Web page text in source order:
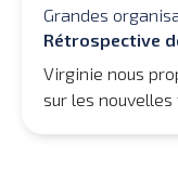
Grandes
Rétrospective
Virginie nous
sur les